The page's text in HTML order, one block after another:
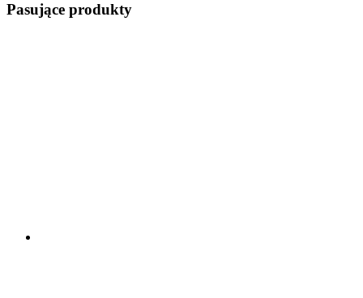
Pasujące produkty